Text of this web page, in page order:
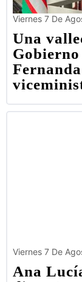
Viernes 7 De
Una
Viernes 7 De
Ana